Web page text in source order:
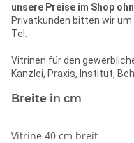
unsere Preise im Shop
Privatkunden bitten wir
Tel.
Vitrinen für den
Kanzlei, Praxis, Institut,
Breite in cm
Vitrine 40 cm breit